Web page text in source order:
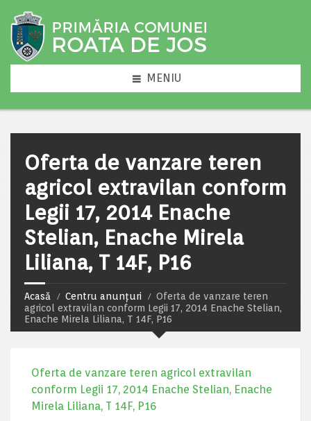
MENIU
Oferta de vanzare teren
agricol extravilan conform
Legii 17, 2014 Enache
Stelian, Enache Mirela
Liliana, T 14F, P16
Acasă Centru anunțuri
Oferta de vanzare teren
agricol extravilan conform Legii 17, 2014 Enache Stelian,
Enache Mirela Liliana, T 14F, P16
Oferta de vanzare teren agricol extravilan
conform Legii 17, 2014 Enache Stelian, Enache
Mirela Liliana, T 14F, P16